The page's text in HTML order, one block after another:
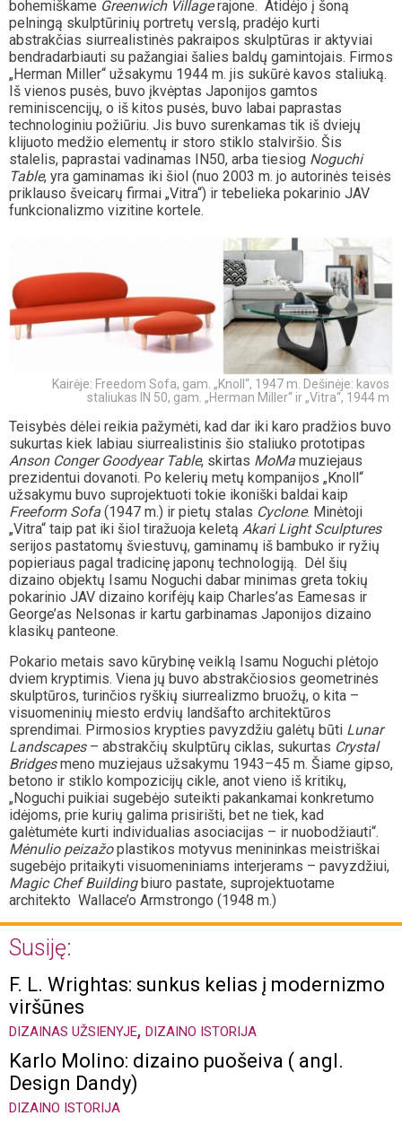
bohemiškame Greenwich Villagerajone. Atidėjo į šoną
pelningą skulptūrinių portretų verslą, pradėjo kurti
abstrakčias siurrealistinės pakraipos skulptūras ir aktyviai
bendradarbiauti su pažangiai šalies baldų gamintojais. Firmos
„Herman Miller“ užsakymu 1944 m. jis sukūrė kavos staliuką.
Iš vienos pusės, buvo įkvėptas Japonijos gamtos
reminiscencijų, o iš kitos pusės, buvo labai paprastas
technologiniu požiūriu. Jis buvo surenkamas tik iš dviejų
klijuoto medžio elementų ir storo stiklo stalviršio. Šis
stalelis, paprastai vadinamas IN50, arba tiesiog Noguchi
Table, yra gaminamas iki šiol (nuo 2003 m. jo autorinės teisės
priklauso šveicarų firmai „Vitra“) ir tebelieka pokarinio JAV
funkcionalizmo vizitine kortele.
Kairėje: Freedom Sofa, gam. „Knoll“, 1947 m. Dešinėje: kavos
staliukas IN 50, gam. „Herman Miller“ ir „Vitra“, 1944 m
Teisybės dėlei reikia pažymėti, kad dar iki karo pradžios buvo
sukurtas kiek labiau siurrealistinis šio staliuko prototipas
Anson Conger Goodyear Table, skirtas MoMa muziejaus
prezidentui dovanoti. Po kelerių metų kompanijos „Knoll“
užsakymu buvo suprojektuoti tokie ikoniški baldai kaip
Freeform Sofa (1947 m.) ir pietų stalas Cyclone. Minėtoji
„Vitra“ taip pat iki šiol tiražuoja keletą Akari Light Sculptures
serijos pastatomų šviestuvų, gaminamų iš bambuko ir ryžių
popieriaus pagal tradicinę japonų technologiją. Dėl šių
dizaino objektų Isamu Noguchi dabar minimas greta tokių
pokarinio JAV dizaino korifėjų kaip Charles’as Eamesas ir
George’as Nelsonas ir kartu garbinamas Japonijos dizaino
klasikų panteone.
Pokario metais savo kūrybinę veiklą Isamu Noguchi plėtojo
dviem kryptimis. Viena jų buvo abstrakčiosios geometrinės
skulptūros, turinčios ryškių siurrealizmo bruožų, o kita –
visuomeninių miesto erdvių landšafto architektūros
sprendimai. Pirmosios krypties pavyzdžiu galėtų būti Lunar
Landscapes– abstrakčių skulptūrų ciklas, sukurtas Crystal
Bridgesmeno muziejaus užsakymu 1943–45 m. Šiame gipso,
betono ir stiklo kompozicijų cikle, anot vieno iš kritikų,
„Noguchi puikiai sugebėjo suteikti pakankamai konkretumo
idėjoms, prie kurių galima prisirišti, bet ne tiek, kad
galėtumėte kurti individualias asociacijas – ir nuobodžiauti“.
Mėnulio peizažoplastikos motyvus menininkas meistriškai
sugebėjo pritaikyti visuomeniniams interjerams – pavyzdžiui,
Magic Chef Buildingbiuro pastate, suprojektuotame
architekto Wallace’o Armstrongo (1948 m.)
Susiję:
F. L. Wrightas: sunkus kelias į modernizmo
viršūnes
DIZAINAS UŽSIENYJE, DIZAINO ISTORIJA
Karlo Molino: dizaino puošeiva ( angl.
Design Dandy)
DIZAINO ISTORIJA